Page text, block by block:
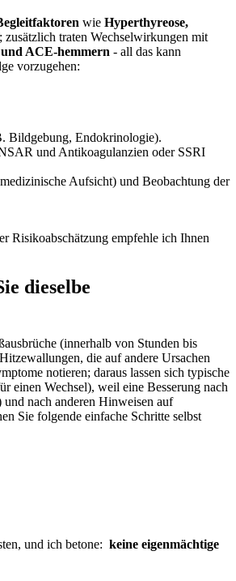
wie Hyperthyreose,
traten Wechselwirkungen mit
ACE-hemmern ​- all das kann
vorzugehen:
Bildgebung, ‌Endokrinologie).
​und‌ Antikoagulanzien oder SSRI
Aufsicht) und Beobachtung‍ der
Risikoabschätzung empfehle ich Ihnen
dieselbe
(innerhalb von Stunden ‍bis
​die auf andere Ursachen
notieren; daraus lassen sich ⁢typische
einen​ Wechsel), weil eine Besserung nach
nach anderen Hinweisen auf
Sie folgende einfache Schritte selbst
und ‍ich betone:
keine eigenmächtige